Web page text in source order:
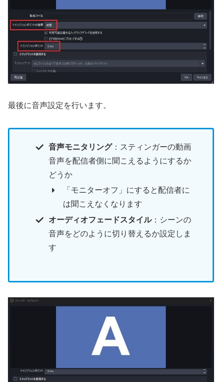
最後に音声設定を行います。
音声モニタリング：スティンガーの動画
音声を配信者側に聞こえるようにするか
どうか
「モニターオフ」にすると配信者に
は聞こえなくなります
オーディオフェードスタイル：シーンの
音声をどのように切り替えるか設定しま
す